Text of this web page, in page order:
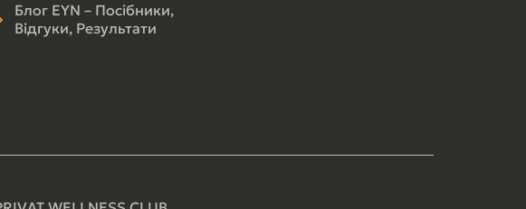
Блог EYN – Посібники,
Відгуки, Результати